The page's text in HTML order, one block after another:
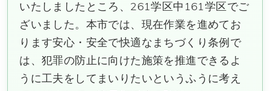
いたしましたところ、261学区中161学区でご
ざいました。本市では、現在作業を進めてお
ります安心・安全で快適なまちづくり条例で
は、犯罪の防止に向けた施策を推進できるよ
うに工夫をしてまいりたいというふうに考え